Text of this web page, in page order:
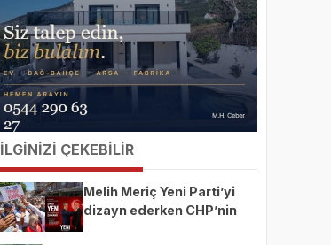
İLGİNİZİ ÇEKEBİLİR
Melih Meriç Yeni Parti’yi
dizayn ederken CHP’nin